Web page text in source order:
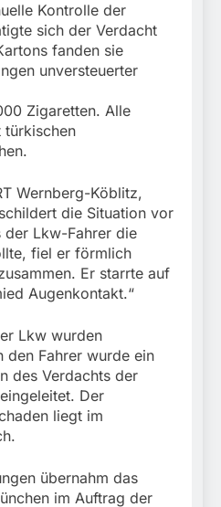
Kontrolle der
sich der Verdacht
fanden sie
unversteuerter
Zigaretten. Alle
türkischen
Wernberg-Köblitz,
die Situation vor
der Lkw-Fahrer die
fiel er förmlich
Er starrte auf
Augenkontakt.“
Lkw wurden
den Fahrer wurde ein
des Verdachts der
Der
liegt im
übernahm das
im Auftrag der